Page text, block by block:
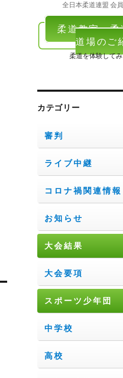
全日本柔道連盟 会
柔道教室・柔
道場のご
柔道を体験して
カテゴリー
審判
ライブ中継
コロナ禍関連情報
お知らせ
大会結果
大会要項
スポーツ少年団
中学校
高校